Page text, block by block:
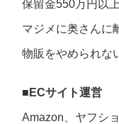
保留金550万円以上
マジメに奥さんに
物販をやめられな
■ECサイト運営
Amazon、ヤフシ